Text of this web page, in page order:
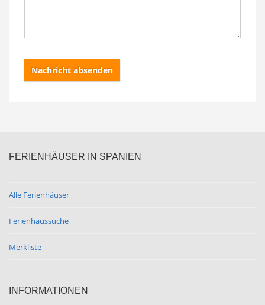
Nachricht absenden
FERIENHÄUSER IN SPANIEN
Alle Ferienhäuser
Ferienhaussuche
Merkliste
INFORMATIONEN